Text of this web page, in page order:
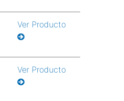
Ver Producto
Ver Producto